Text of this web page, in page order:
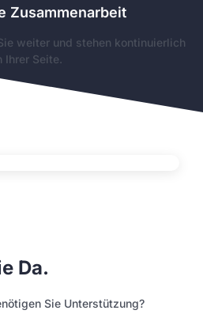
Zusammenarbeit
weiter und stehen kontinuierlich
Ihrer Seite.
Da.
Sie Unterstützung?